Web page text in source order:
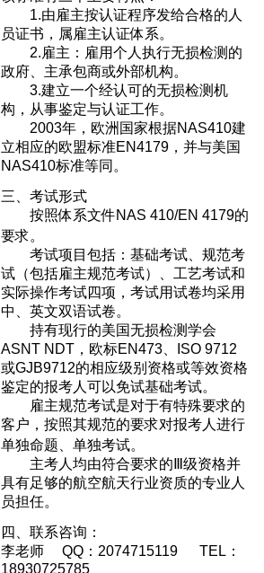
1.由雇主按认证程序发给合格的人
员证书，属雇主认证体系。
2.雇主：雇用个人执行无损检测的
政府、主承包商或外部机构。
3.建立一个经认可的无损检测机
构，从事鉴定与认证工作。
2003年，欧洲国家根据NAS410建
立相应的欧盟标准EN4179，并与美国
NAS410标准等同。
三、考试形式
按照体系文件NAS 410/EN 4179的
要求。
考试项目包括：基础考试、规范考
试（包括雇主规范考试）、工艺考试和
实际操作考试四项，考试用试卷均采用
中、英文双语试卷。
持有现行的美国无损检测学会
ASNT NDT，欧标EN473、ISO 9712
或GJB9712的相应级别资格或等效资格
鉴定的报考人可以免试基础考试。
雇主规范考试是对于有特殊要求的
客户，按照其规范的要求对报考人进行
单独命题、单独考试。
主考人均由符合要求的Ⅲ级资格并
具有足够的航空航天行业资质的专业人
员担任。
四、联系咨询：
李老师 QQ：2074715119 TEL：
18930725785